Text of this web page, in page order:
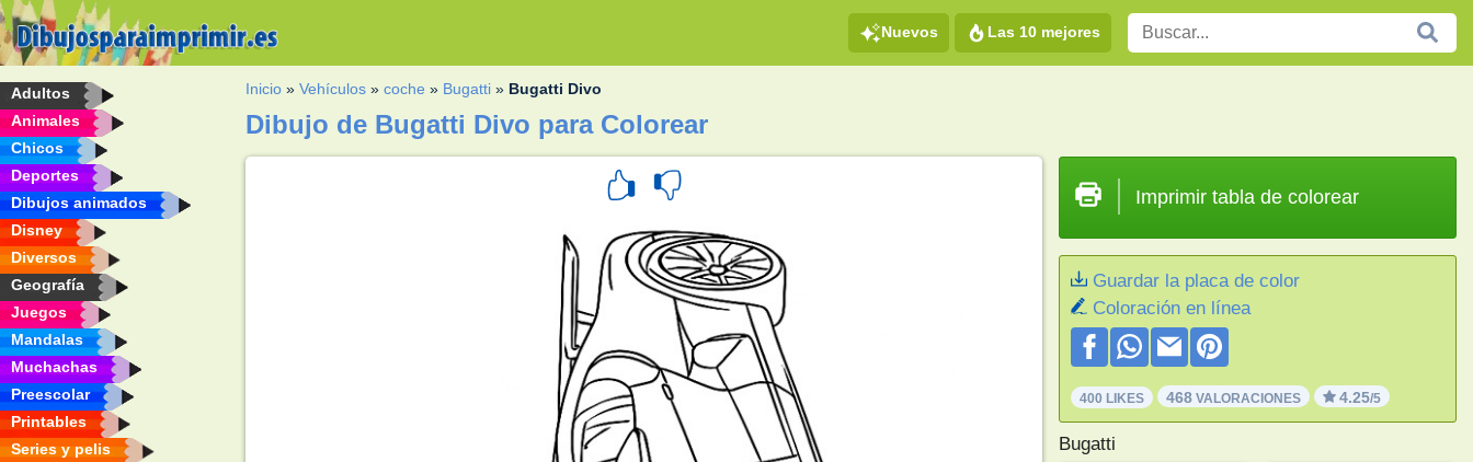
Nuevos Las 10 mejores
Adultos
Animales
Chicos
Deportes
Dibujos animados
Disney
Diversos
Geografía
Juegos
Mandalas
Muchachas
Preescolar
Printables
Series y pelis
Inicio »Vehículos »coche » Bugatti » Bugatti Divo
Dibujo de Bugatti Divo para Colorear
Imprimir tabla de colorear
Guardar la placa de color
Coloración en línea
400 LIKES 468VALORACIONES 4.25/5
Bugatti